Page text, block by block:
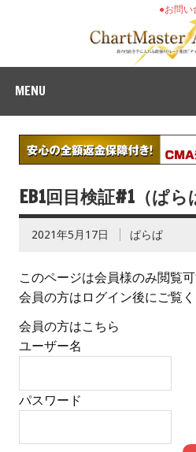
●お問い
MENU
EB1回目検証#1（ぱら
2021年5月17日 ぱらぱ
このページは会員様のみ閲覧
会員の方はログイン後にご覧く
会員の方はこちら
ユーザー名
パスワード